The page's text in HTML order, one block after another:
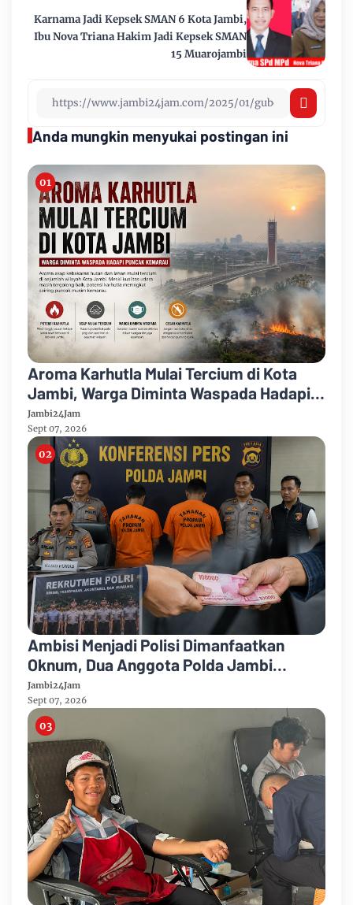
Karnama Jadi Kepsek SMAN 6 Kota Jambi,
Ibu Nova Triana Hakim Jadi Kepsek SMAN
15 Muarojambi
Anda mungkin menyukai postingan ini
Aroma Karhutla Mulai Tercium di Kota
Jambi, Warga Diminta Waspada Hadapi
Puncak Kemarau
Jambi24Jam
Sept 07, 2026
Ambisi Menjadi Polisi Dimanfaatkan
Oknum, Dua Anggota Polda Jambi
Diduga Tipu Calon Bintara dengan Janji
Kelulusan
Jambi24Jam
Sept 07, 2026